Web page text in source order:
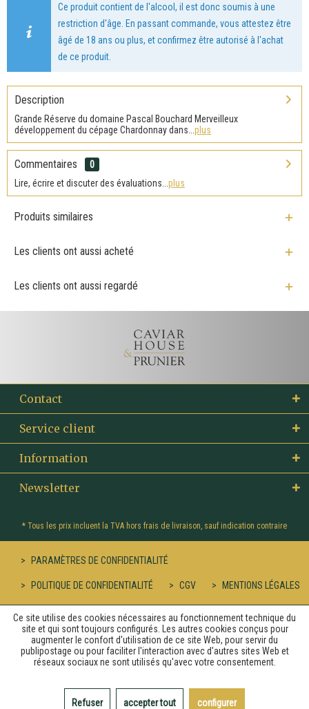
Ce produit contient de l'alcool, il est donc soumis à une
restriction d'âge. En passant commande, vous attestez être
âgé de 18 ans ou plus, et confirmez être autorisé à l'achat
de ce produit.
Description
Grande Réserve du domaine Pascal Bouchard Merveilleux
développement du cépage Chardonnay dans... plus
Commentaires
0
Lire, écrire et discuter des évaluations... plus
Produits similaires
Les clients ont aussi acheté
Les clients ont aussi regardé
Contact
Service client
Information
Newsletter
* Tous les prix incluent la TVA hors frais de livraison, sauf indication contraire
PARAMÈTRES DE CONFIDENTIALITÉ
POLITIQUE DE CONFIDENTIALITÉ CGV MENTIONS LÉGALES
Ce site utilise des cookies nécessaires au fonctionnement technique du
site et qui sont toujours configurés. Les autres cookies conçus pour
augmenter le confort d'utilisation de ce site Web, pour servir du
publipostage ou pour faciliter l'interaction avec d'autres sites Web et
réseaux sociaux ne sont utilisés qu'avec votre consentement.
Refuser accepter tout configurer